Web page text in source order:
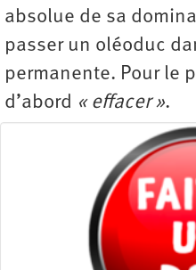
absolue de sa
passer un oléoduc
permanente. Pour le
d’abord « effacer ».